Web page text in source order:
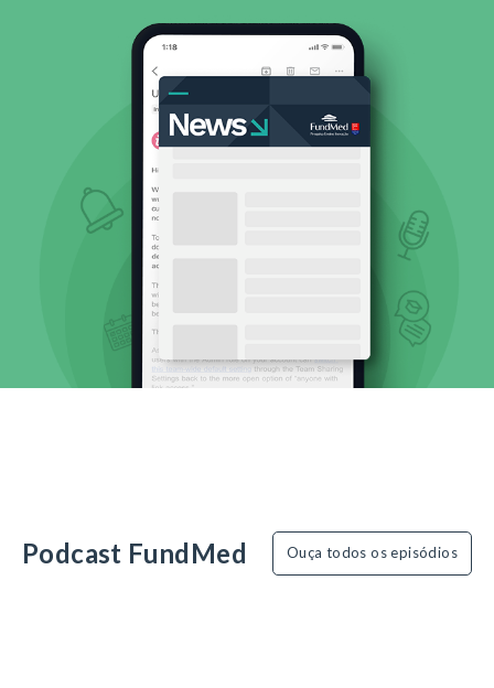
Podcast FundMed Ouça todos os episódios